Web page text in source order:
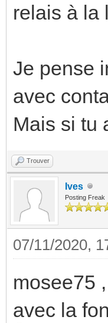
relais à la
Je pense
avec
Mais si tu
Trouver
Ives
Posting Freak
07/11/2020,
mosee75
avec la